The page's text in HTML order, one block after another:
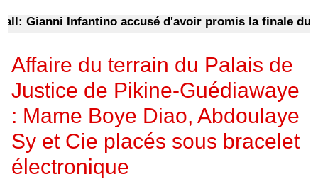
Infantino accusé d'avoir promis la finale du
Affaire du terrain du Palais de
Justice de Pikine-Guédiawaye
: Mame Boye Diao, Abdoulaye
Sy et Cie placés sous bracelet
électronique